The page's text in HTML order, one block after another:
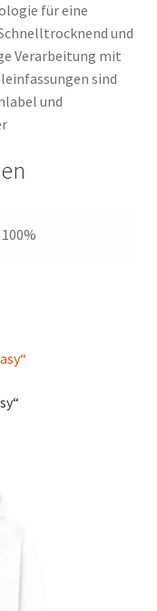
für eine
und
Verarbeitung mit
sind
und